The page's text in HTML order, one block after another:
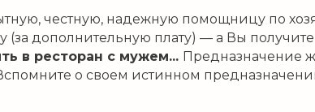
честную, надежную помощницу по
(за дополнительную плату) — а Вы получите
в ресторан с мужем... Предназначение
о своем истинном